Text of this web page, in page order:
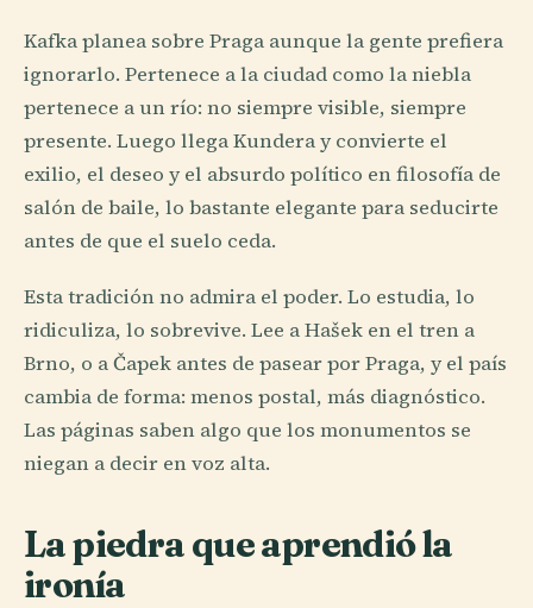
Kafka planea sobre Praga aunque la gente prefiera
ignorarlo. Pertenece a la ciudad como la niebla
pertenece a un río: no siempre visible, siempre
presente. Luego llega Kundera y convierte el
exilio, el deseo y el absurdo político en filosofía de
salón de baile, lo bastante elegante para seducirte
antes de que el suelo ceda.
Esta tradición no admira el poder. Lo estudia, lo
ridiculiza, lo sobrevive. Lee a Hašek en el tren a
Brno, o a Čapek antes de pasear por Praga, y el país
cambia de forma: menos postal, más diagnóstico.
Las páginas saben algo que los monumentos se
niegan a decir en voz alta.
La piedra que aprendió la
ironía